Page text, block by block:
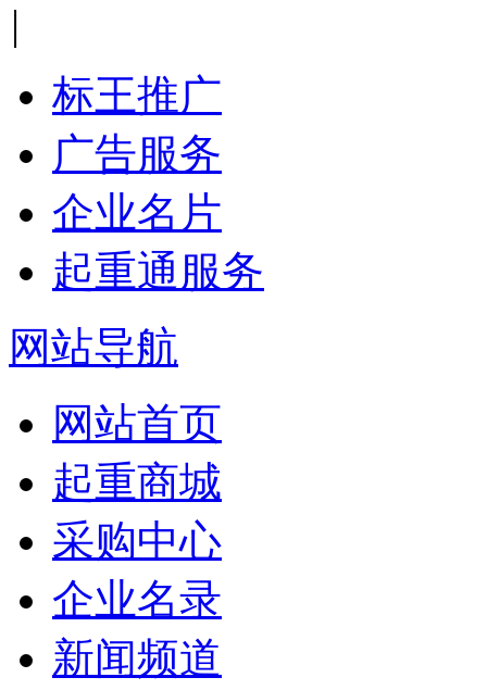
|
标王推广
广告服务
企业名片
起重通服务
网站导航
网站首页
起重商城
采购中心
企业名录
新闻频道